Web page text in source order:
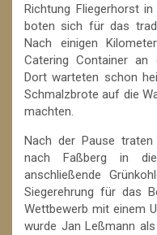
Richtung Fliegerhorst
boten sich für das
Nach einigen
Catering Container an
Dort warteten schon
Schmalzbrote auf die
machten.
Nach der Pause
nach Faßberg in
anschließende
Siegerehrung für das
Wettbewerb mit einem
wurde Jan Leßmann